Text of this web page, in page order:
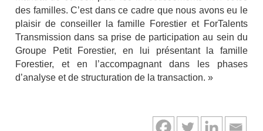
des familles. C’est dans ce cadre que nous avons eu le
plaisir de conseiller la famille Forestier et ForTalents
Transmission dans sa prise de participation au sein du
Groupe Petit Forestier, en lui présentant la famille
Forestier, et en l’accompagnant dans les phases
d’analyse et de structuration de la transaction. »